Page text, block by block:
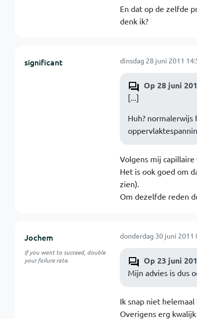
En dat op de zelfde
denk ik?
significant dinsdag 28 juni 2011
Op 28 juni
[...]
Huh?
Volgens mij
Het is ook goed om
zien).
Om dezelfde reden
Jochem
If you want to succeed, double
your failure rate.
donderdag 30 juni 2011
Op 23 juni
Mijn advies is dus
Ik snap niet
Overigens erg